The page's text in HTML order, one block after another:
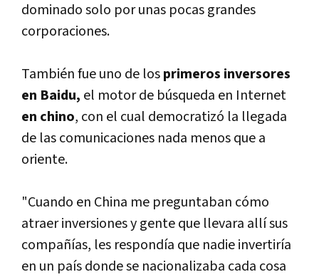
dominado solo por unas pocas grandes
corporaciones.
También fue uno de losprimeros inversores
en Baidu, el motor de búsqueda en Internet
en chino, con el cual democratizó la llegada
de las comunicaciones nada menos que a
oriente.
"Cuando en China me preguntaban cómo
atraer inversiones y gente que llevara allí­ sus
compañí­as, les respondí­a que nadie invertirí­a
en un paí­s donde se nacionalizaba cada cosa